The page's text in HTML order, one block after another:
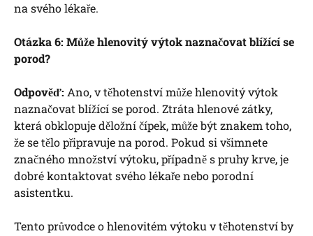
na svého lékaře.
Otázka 6: Může hlenovitý výtok naznačovat blížící se
porod?
Odpověď: Ano, v těhotenství může hlenovitý výtok
naznačovat blížící se porod. Ztráta hlenové zátky,
která obklopuje děložní čípek, může být znakem toho,
že se tělo připravuje na porod. Pokud si všimnete
značného množství výtoku, případně s pruhy krve, je
dobré kontaktovat svého lékaře nebo porodní
asistentku.
Tento průvodce o hlenovitém výtoku v těhotenství by